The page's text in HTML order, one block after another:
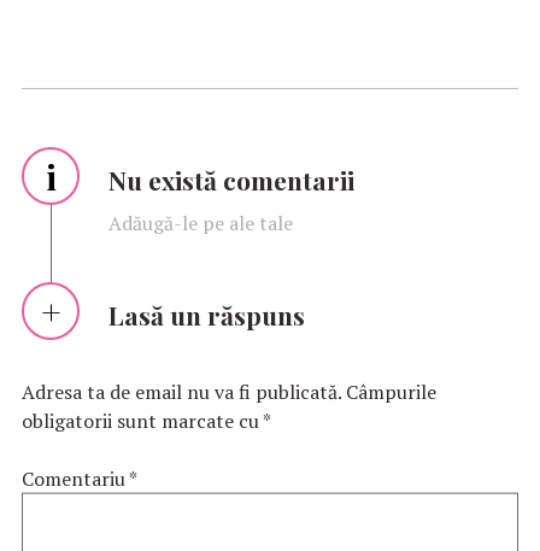
i Nu există comentarii
Adăugă-le pe ale tale
Lasă un răspuns
Adresa ta de email nu va fi publicată. Câmpurile
obligatorii sunt marcate cu*
Comentariu*